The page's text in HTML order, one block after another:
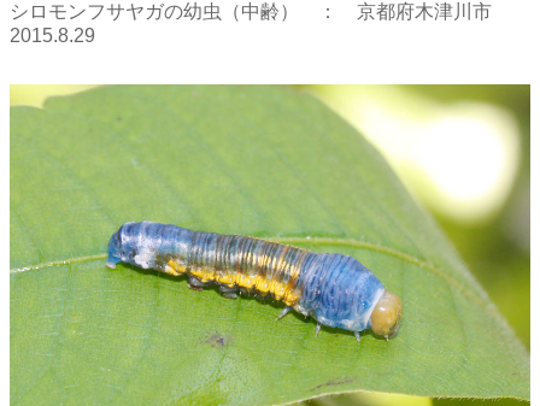
シロモンフサヤガの幼虫（中齢） ： 京都府木津川市
2015.8.29